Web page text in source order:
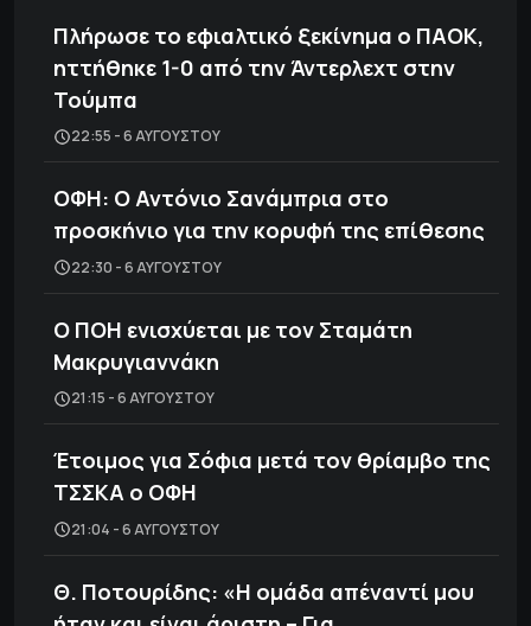
Πλήρωσε το εφιαλτικό ξεκίνημα ο ΠΑΟΚ,
ηττήθηκε 1-0 από την Άντερλεχτ στην
Τούμπα
22:55 - 6 ΑΥΓΟΎΣΤΟΥ
ΟΦΗ: Ο Αντόνιο Σανάμπρια στο
προσκήνιο για την κορυφή της επίθεσης
22:30 - 6 ΑΥΓΟΎΣΤΟΥ
Ο ΠΟΗ ενισχύεται με τον Σταμάτη
Μακρυγιαννάκη
21:15 - 6 ΑΥΓΟΎΣΤΟΥ
Έτοιμος για Σόφια μετά τον θρίαμβο της
ΤΣΣΚΑ ο ΟΦΗ
21:04 - 6 ΑΥΓΟΎΣΤΟΥ
Θ. Ποτουρίδης: «Η ομάδα απέναντί μου